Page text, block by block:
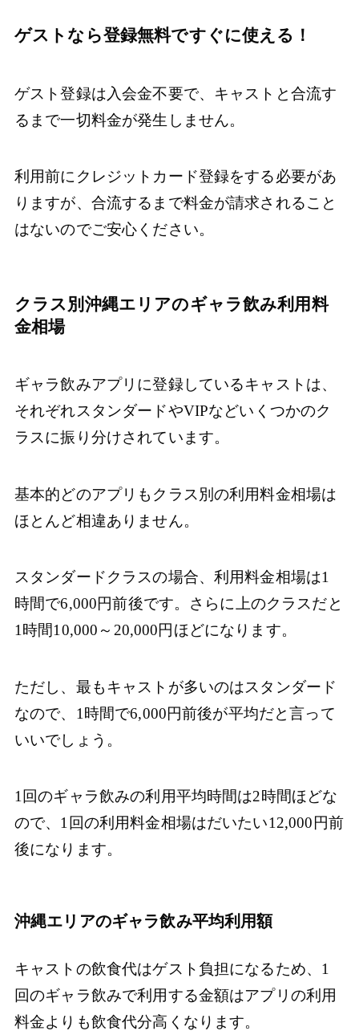
ゲストなら登録無料ですぐに使える！
ゲスト登録は入会金不要で、キャストと合流す
るまで一切料金が発生しません。
利用前にクレジットカード登録をする必要があ
りますが、合流するまで料金が請求されること
はないのでご安心ください。
クラス別沖縄エリアのギャラ飲み利用料
金相場
ギャラ飲みアプリに登録しているキャストは、
それぞれスタンダードやVIPなどいくつかのク
ラスに振り分けされています。
基本的どのアプリもクラス別の利用料金相場は
ほとんど相違ありません。
スタンダードクラスの場合、利用料金相場は1
時間で6,000円前後です。さらに上のクラスだと
1時間10,000～20,000円ほどになります。
ただし、最もキャストが多いのはスタンダード
なので、1時間で6,000円前後が平均だと言って
いいでしょう。
1回のギャラ飲みの利用平均時間は2時間ほどな
ので、1回の利用料金相場はだいたい12,000円前
後になります。
沖縄エリアのギャラ飲み平均利用額
キャストの飲食代はゲスト負担になるため、1
回のギャラ飲みで利用する金額はアプリの利用
料金よりも飲食代分高くなります。